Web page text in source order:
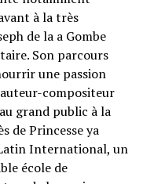
à la très
de la a Gombe
Son parcours
une passion
compositeur
grand public à la
de Princesse ya
International, un
école de